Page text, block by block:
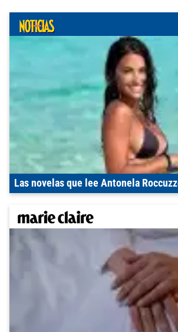
Las novelas que lee Antonela